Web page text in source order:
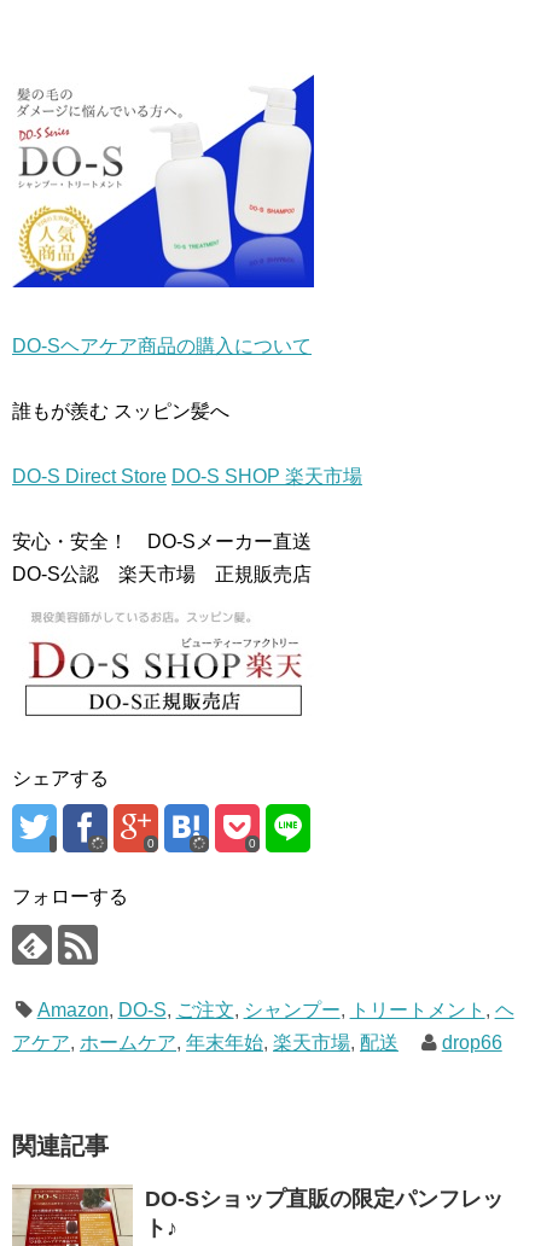
ウ
で
ま
す
)
DO-Sヘアケア商品の購入について
誰もが羨む スッピン髪へ
DO-S Direct Store DO-S SHOP 楽天市場
安心・安全！ DO-Sメーカー直送
DO-S公認 楽天市場 正規販売店
シェアする
0 0
フォローする
Amazon, DO-S, ご注文, シャンプー, トリートメント , ヘ
アケア, ホームケア, 年末年始, 楽天市場, 配送 drop66
関連記事
DO-Sショップ直販の限定パンフレッ
ト♪